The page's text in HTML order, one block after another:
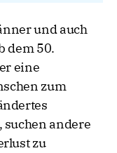
und auch
dem 50.
eine
zum
suchen andere
zu